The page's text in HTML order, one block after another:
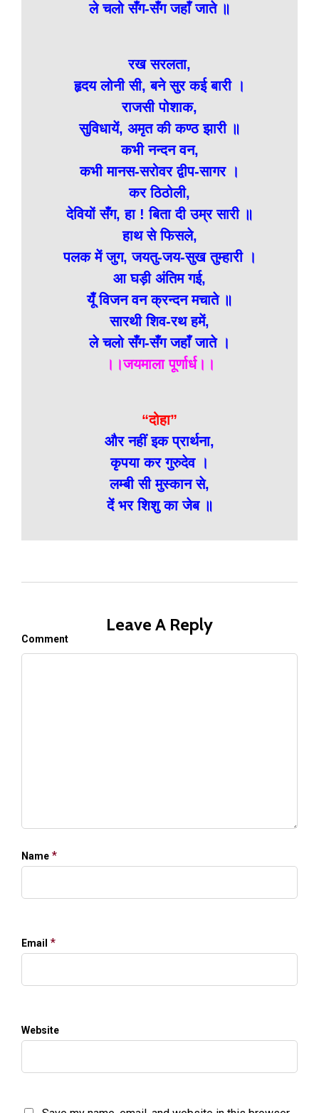
ले चलो सँग-सँग जहाँ जाते ॥
रख सरलता,
हृदय लोनी सी, बने सुर कई बारी ।
राजसी पोशाक,
सुविधायें, अमृत की कण्ठ झारी ॥
कभी नन्दन वन,
कभी मानस-सरोवर द्वीप-सागर ।
कर ठिठोली,
देवियों सँग, हा ! बिता दी उम्र सारी ॥
हाथ से फिसले,
पलक में जुग, जयतु-जय-सुख तुम्हारी ।
आ घड़ी अंतिम गई,
यूँ विजन वन क्रन्दन मचाते ॥
सारथी शिव-रथ हमें,
ले चलो सँग-सँग जहाँ जाते ।
।।जयमाला पूर्णार्ध।।
“दोहा”
और नहीं इक प्रार्थना,
कृपया कर गुरुदेव ।
लम्बी सी मुस्कान से,
दें भर शिशु का जेब ॥
Leave A Reply
Comment
Name *
Email *
Website